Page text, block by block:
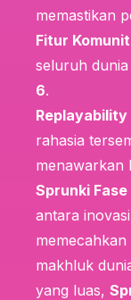
memastikan
Fitur
seluruh
6.
rahasia
menawarkan
Sprunki Fase
antara
makhluk
yang luas,